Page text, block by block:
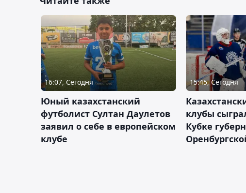
16:07, Сегодня
Юный казахстанский
футболист Султан Даулетов
заявил о себе в европейском
клубе
15:45, Сегодня
клубы
Кубке